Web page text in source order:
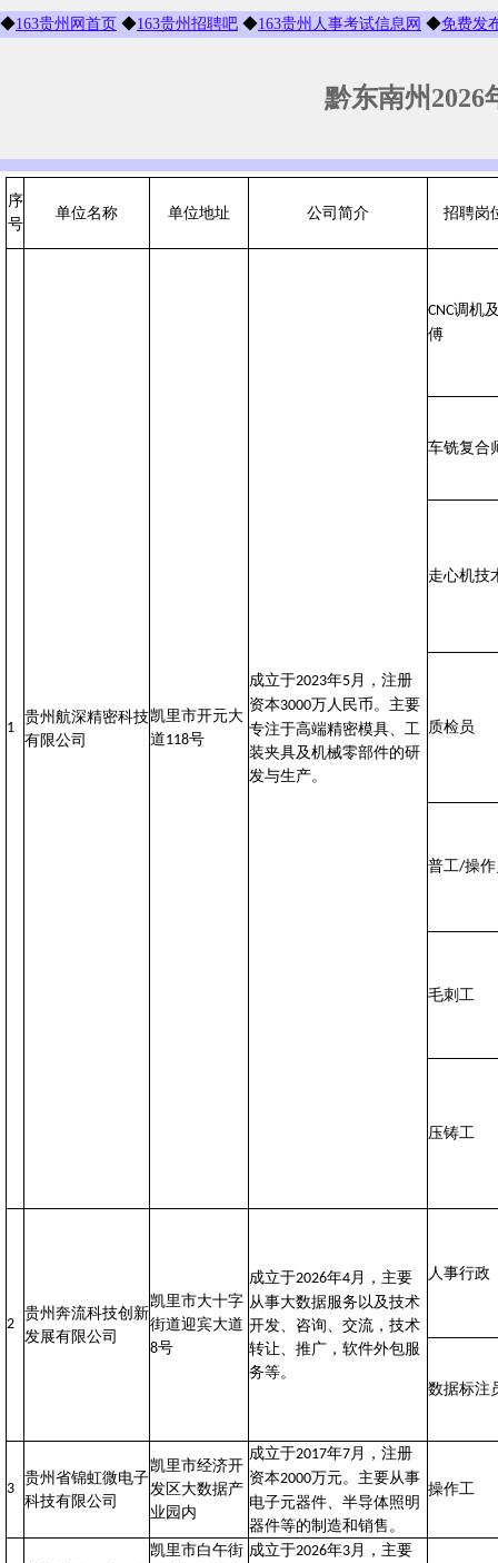
◆163贵州网首页 ◆163贵州招聘吧 ◆163贵州人事考试信息网 ◆免费发
黔东南州2026
序
号
单位名称 单位地址 公司简介 招聘岗
1
贵州航深精密科技
有限公司
凯里市开元大
道118号
成立于2023年5月，注册
资本3000万人民币。主要
专注于‌高端精密模具、工
装夹具及机械零部件‌的研
发与生产。‌‌‌
CNC调机
傅
车铣复合
走心机技
质检员
普工/操
毛刺工
压铸工
2
贵州奔流科技创新
发展有限公司
凯里市大十字
街道迎宾大道
8号
成立于2026年4月，主要
从事大数据服务以及技术
开发、咨询、交流，技术
转让、推广，软件外包服
务等。
人事行政
数据标注
3
贵州省锦虹微电子
科技有限公司
凯里市经济开
发区大数据产
业园内
成立于2017年7月，注册
资本2000万元。主要从事
电子元器件、半导体照明
器件等的制造和销售。
操作工
凯里市白午街 成立于2026年3月，主要